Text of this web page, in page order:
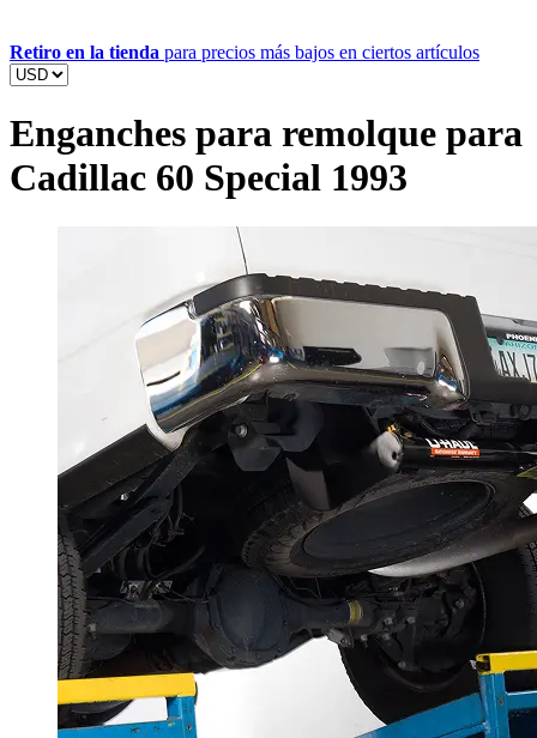
Retiro en la tienda para precios más bajos en ciertos artículos
Enganches para remolque para
Cadillac 60 Special 1993